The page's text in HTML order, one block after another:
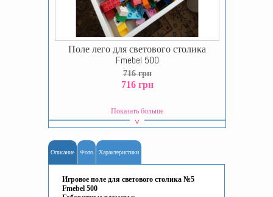
Поле лего для светового столика
Fmebel 500
716 грн
716 грн
Показать больше
Описание Фото Характеристики
Игровое поле для светового столика №5
Fmebel 500